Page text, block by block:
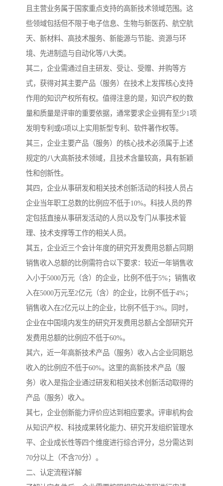
且主营业务属于国家重点支持的高新技术领域范围。这
些领域包括但不限于电子信息、生物与新医药、航空航
天、新材料、高技术服务、新能源与节能、资源与环
境、先进制造与自动化等八大类。
其二，企业需通过自主研发、受让、受赠、并购等方
式，获得对其主要产品（服务）在技术上发挥核心支持
作用的知识产权所有权。值得注意的是，知识产权的数
量和质量是评审的重要依据，通常要求企业拥有至少1项
发明专利或6项以上实用新型专利、软件著作权等。
其三，企业主要产品（服务）的核心技术必须属于上述
规定的八大高新技术领域，且技术含量较高，具有新颖
性和创新性。
其四，企业从事研发和相关技术创新活动的科技人员占
企业当年职工总数的比例应不低于10%。科技人员的界
定包括直接从事研发活动的人员以及专门从事技术管
理、技术支撑等工作的相关人员。
其五，企业近三个会计年度的研究开发费用总额占同期
销售收入总额的比例需符合以下要求：较近一年销售收
入小于5000万元（含）的企业，比例不低于5%；销售收
入在5000万元至2亿元（含）的企业，比例不低于4%；
销售收入在2亿元以上的企业，比例不低于3%。同时，
企业在中国境内发生的研究开发费用总额占全部研究开
发费用总额的比例应不低于60%。
其六，近一年高新技术产品（服务）收入占企业同期总
收入的比例应不低于60%。这里的高新技术产品（服
务）收入是指企业通过研发和相关技术创新活动取得的
产品（服务）收入。
其七，企业创新能力评价应达到相应要求。评审机构会
从知识产权、科技成果转化能力、研究开发组织管理水
平、企业成长性等四个维度进行综合评分，总分需达到
70分以上（不含70分）。
二、认定流程详解